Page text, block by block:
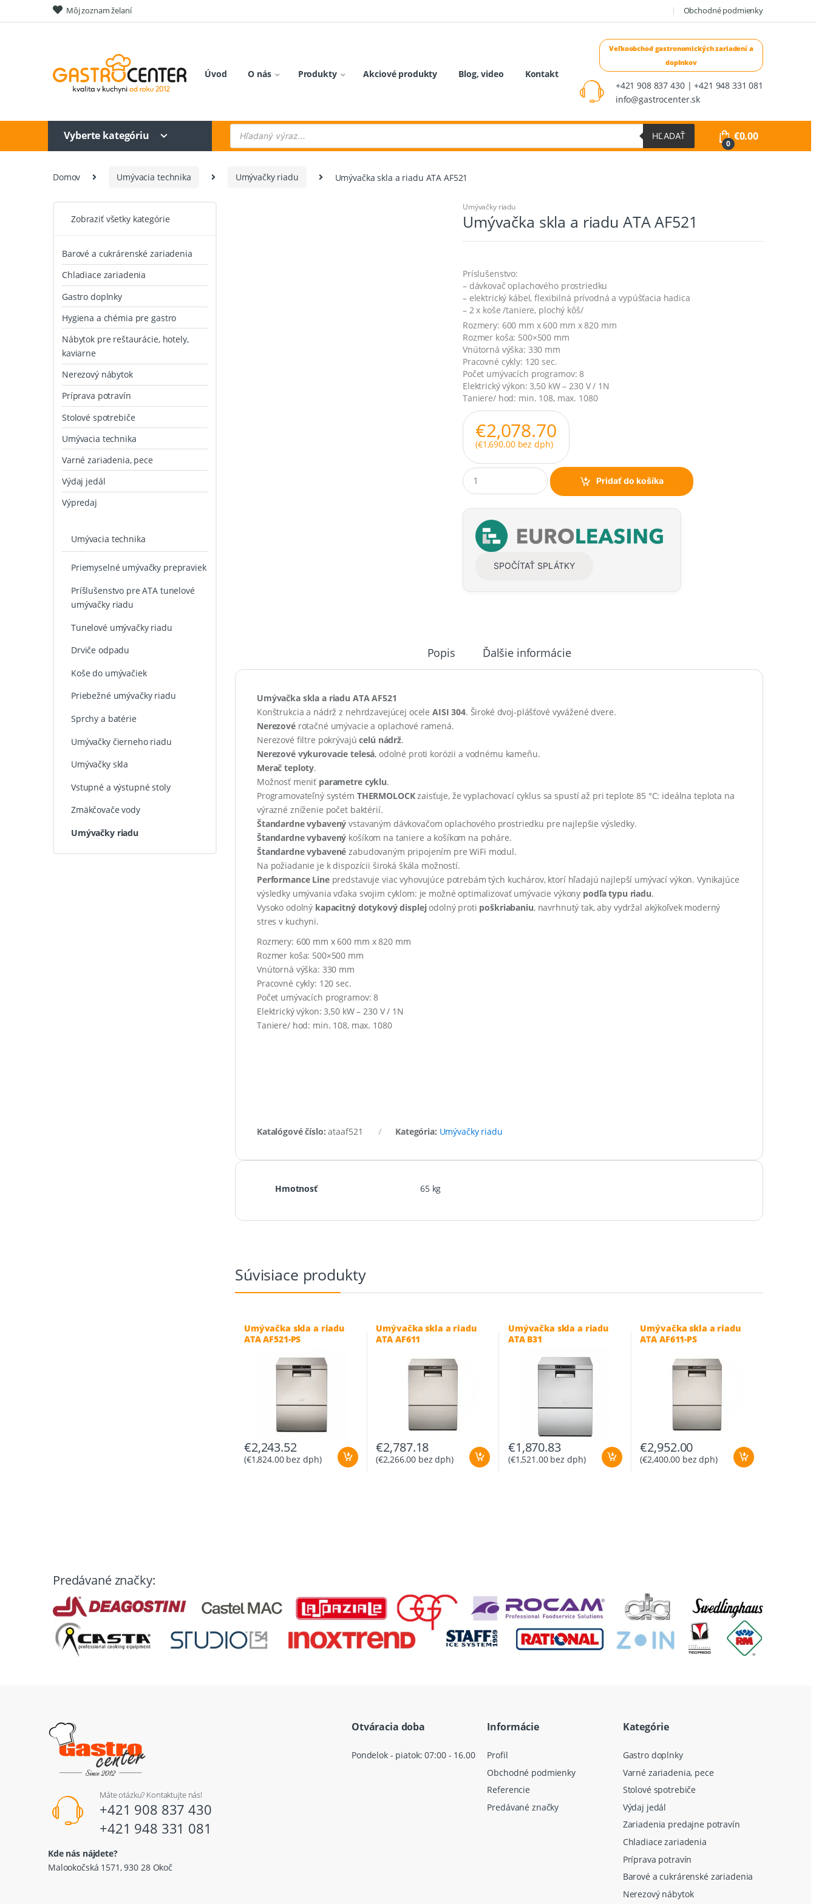
to
to
Môj zoznam želaní Obchodné podmienky
Úvod O nás Produkty Akciové produkty Blog, video
Kontakt
+421 908 837 430 | +421 948 331 081
info@gastrocenter.sk
Vyberte kategóriu
Products
search
HĽADAŤ
0
€0.00
Domov Umývacia technika Umývačky riadu Umývačka skla a riadu ATA AF521
Umývačky riadu
Umývačka skla a riadu ATA AF521
Príslušenstvo:
– dávkovač oplachového prostriedku
– elektrický kábel, flexibilná prívodná a vypúšťacia hadica
– 2 x koše /taniere, plochý kôš/
Rozmery: 600 mm x 600 mm x 820 mm
Rozmer koša: 500×500 mm
Vnútorná výška: 330 mm
Pracovné cykly: 120 sec.
Počet umývacích programov: 8
Elektrický výkon: 3,50 kW – 230 V / 1N
Taniere/ hod: min. 108, max. 1080
€2,078.70
(€1,690.00bez dph)
Q
u
t
Pridať do košíka
SPOČÍTAŤ SPLÁTKY
Popis Ďalšie informácie
Umývačka skla a riadu ATA AF521
Konštrukcia a nádrž z nehrdzavejúcej ocele AISI 304. Široké dvoj-plášťové vyvážené dvere.
Nerezové rotačné umývacie a oplachové ramená.
Nerezové filtre pokrývajúcelú nádrž.
Nerezové vykurovacie telesá, odolné proti korózii a vodnému kameňu.
Merač teploty.
Možnosť meniť parametre cyklu.
Programovateľný systém THERMOLOCKzaisťuje, že vyplachovací cyklus sa spustí až pri teplote 85 °C: ideálna teplota na
výrazné zníženie počet baktérií.
Štandardne vybavený vstavaným dávkovačom oplachového prostriedku pre najlepšie výsledky.
Štandardne vybavený košíkom na taniere a košíkom na poháre.
Štandardne vybavené zabudovaným pripojením pre WiFi modul.
Na požiadanie je k dispozícii široká škála možností.
Performance Linepredstavuje viac vyhovujúce potrebám tých kuchárov, ktorí hľadajú najlepší umývací výkon. Vynikajúce
výsledky umývania vďaka svojim cyklom: je možné optimalizovať umývacie výkony podľa typu riadu.
Vysoko odolný kapacitný dotykový displejodolný proti poškriabaniu, navrhnutý tak, aby vydržal akýkoľvek moderný
stres v kuchyni.
Rozmery: 600 mm x 600 mm x 820 mm
Rozmer koša: 500×500 mm
Vnútorná výška: 330 mm
Pracovné cykly: 120 sec.
Počet umývacích programov: 8
Elektrický výkon: 3,50 kW – 230 V / 1N
Taniere/ hod: min. 108, max. 1080
Katalógové číslo:ataaf521 Kategória: Umývačky riadu
Hmotnosť 65 kg
Súvisiace produkty
Umývačka skla a riadu
ATA AF521-PS
€2,243.52
(€1,824.00bez dph)
Umývačka skla a riadu
ATA AF611
€2,787.18
(€2,266.00 bez dph)
Umývačka skla a riadu
ATA B31
€1,870.83
(€1,521.00bez dph)
Umývačka skla a riadu
ATA AF611-PS
€2,952.00
(€2,400.00 bez dph)
Zobraziť všetky kategórie
Barové a cukrárenské zariadenia
Chladiace zariadenia
Gastro doplnky
Hygiena a chémia pre gastro
Nábytok pre reštaurácie, hotely,
kaviarne
Nerezový nábytok
Príprava potravín
Stolové spotrebiče
Umývacia technika
Varné zariadenia, pece
Výdaj jedál
Výpredaj
Umývacia technika
Priemyselné umývačky prepraviek
Príšlušenstvo pre ATA tunelové
umývačky riadu
Tunelové umývačky riadu
Drviče odpadu
Koše do umývačiek
Priebežné umývačky riadu
Sprchy a batérie
Umývačky čierneho riadu
Umývačky skla
Vstupné a výstupné stoly
Zmäkčovače vody
Umývačky riadu
Predávané značky:
Máte otázku? Kontaktujte nás!
+421 908 837 430
+421 948 331 081
Kde nás nájdete?
Malookočská 1571, 930 28 Okoč
Otváracia doba
Pondelok - piatok: 07:00 - 16.00
Informácie
Profil
Obchodné podmienky
Referencie
Predávané značky
Kategórie
Gastro doplnky
Varné zariadenia, pece
Stolové spotrebiče
Výdaj jedál
Zariadenia predajne potravín
Chladiace zariadenia
Príprava potravín
Barové a cukrárenské zariadenia
Nerezový nábytok